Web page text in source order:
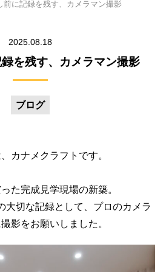
前に記録を残す、カメラマン撮影
2025.08.18
を残す、カメラマン撮影
ブログ
カナメクラフトです。
た完成見学現場の新築。
大切な記録として、プロのカメラ
影をお願いしました。